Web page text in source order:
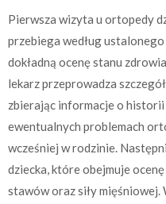
Pierwsza wizyta u ortopedy
przebiega według
dokładną ocenę stanu
lekarz przeprowadza
zbierając informacje o
ewentualnych problemach
wcześniej w rodzinie.
dziecka, które obejmuje
stawów oraz siły